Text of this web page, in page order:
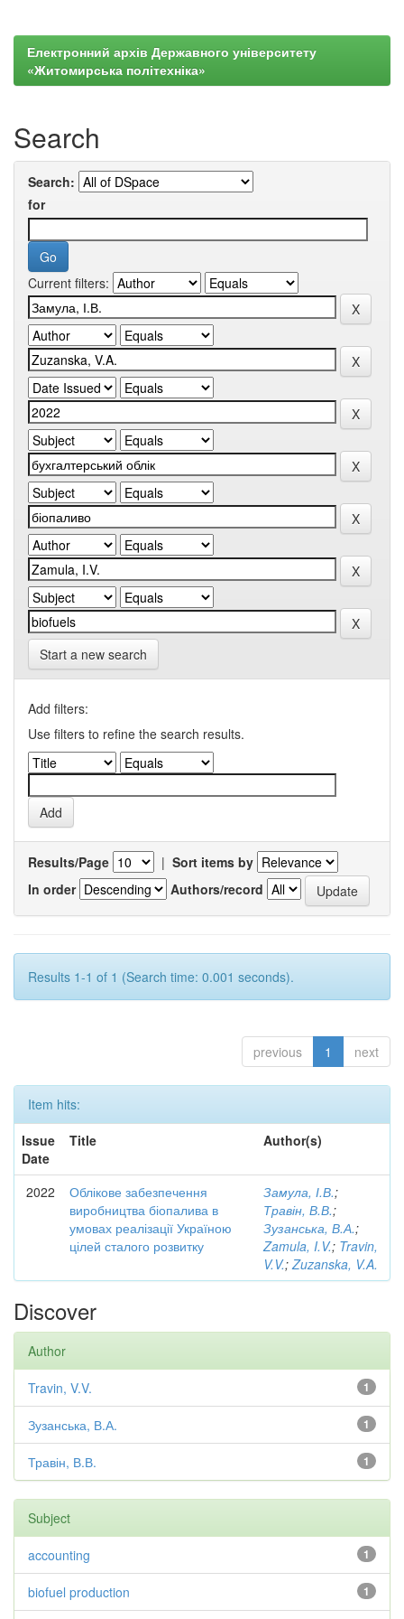
Електронний архів Державного університету
«Житомирська політехніка»
Search
Search:
for
Current filters:
Start a new search
Add filters:
Use filters to refine the search results.
Results/Page | Sort items by
In order
Authors/record
Results 1-1 of 1 (Search time: 0.001 seconds).
previous 1 next
Item hits:
Issue
Date
Title Author(s)
2022
Облікове забезпечення
виробництва біопалива в
умовах реалізації Україною
цілей сталого розвитку
Замула, І.В.;
Травін, В.В.;
Зузанська, В.А.;
Zamula, I.V.; Travin,
V.V.;Zuzanska, V.A.
Discover
Author
1
Travin, V.V.
1
Зузанська, В.А.
1
Травін, В.В.
Subject
1
accounting
1
biofuel production